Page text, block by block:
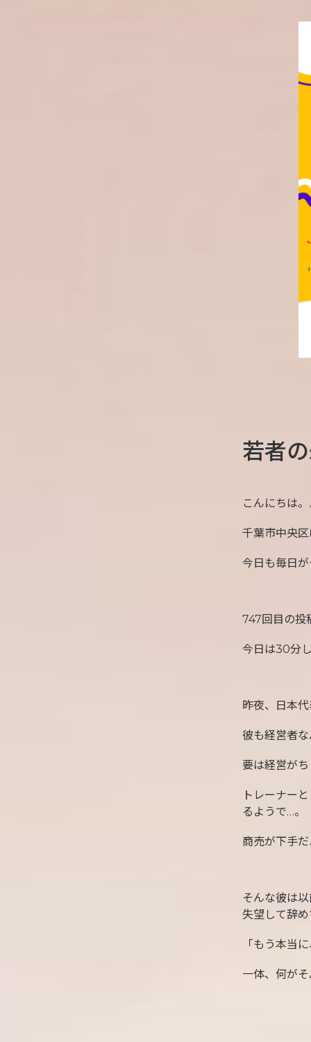
若者
こんにちは
千葉市中央
今日も毎日
747回目の投
今日は30分
昨夜、日本
彼も経営者
要は経営が
トレーナー
るようで…。
商売が下手
そんな彼は
失望して辞
「もう本当
一体、何が